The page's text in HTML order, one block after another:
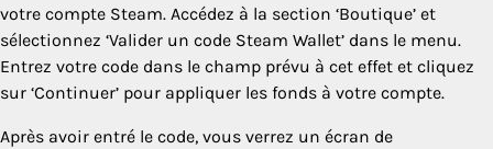
votre compte Steam. Accédez à la section ‘Boutique’ et
sélectionnez ‘Valider un code Steam Wallet’ dans le menu.
Entrez votre code dans le champ prévu à cet effet et cliquez
sur ‘Continuer’ pour appliquer les fonds à votre compte.
Après avoir entré le code, vous verrez un écran de